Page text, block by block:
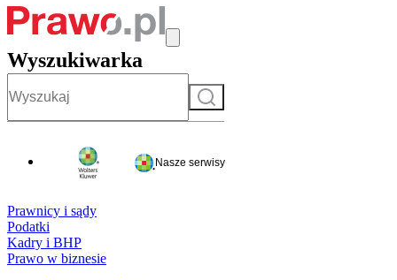
Wyszukiwarka
Szukaj
Nasze serwisy
Prawnicy i sądy
Podatki
Kadry i BHP
Prawo w biznesie